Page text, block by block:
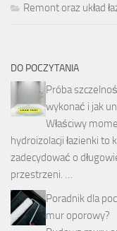
Remont oraz układ
DO POCZYTANIA
Próba
wykonać i jak
Właściwy
hydroizolacji łazienki
zadecydować o
przestrzeni. …
Poradnik dla
mur oporowy?